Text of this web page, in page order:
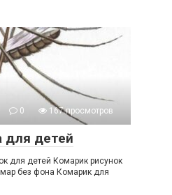
0
167 просмотров
для детей
для детей Комарик рисунок
без фона Комарик для